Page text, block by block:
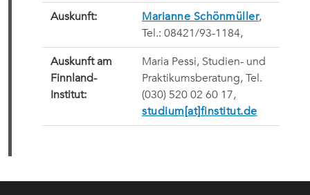
Auskunft: Marianne Schönmüller,
Tel.: 08421/93-1184,
Auskunft am
Finnland-
Institut:
Maria Pessi, Studien- und
Praktikumsberatung, Tel.
(030) 520 02 60 17,
studium[at]finstitut.de